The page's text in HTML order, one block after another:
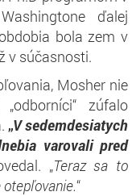
ďalej
bola zem v
v súčasnosti.
Mosher nie
zúfalo
„V sedemdesiatych
varovali pred
„Teraz sa to
“